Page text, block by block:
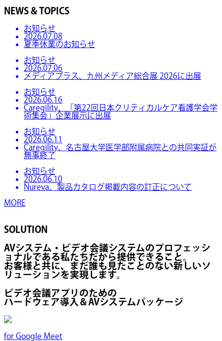
NEWS & TOPICS
お知らせ
2026.07.08
夏季休業のお知らせ
お知らせ
2026.07.06
メディアプラス、九州メディア総合展 2026に出展
お知らせ
2026.06.16
Caregility、「第22回日本クリティカルケア看護学会学
術集会」企業展示に出展
お知らせ
2026.06.11
Caregility、名古屋大学医学部附属病院との共同実証が
無事終了
お知らせ
2026.06.10
Nureva、製品カタログ掲載内容の訂正について
MORE
SOLUTION
AVシステム・ビデオ会議システムのプロフェッシ
ョナルである私たちだから提供できること。
お客様と共に、まだ誰も見たことのない新しいソ
リューションを実現します。
ビデオ会議アプリのための
ハードウェア導入＆AVシステムパッケージ
for Google Meet